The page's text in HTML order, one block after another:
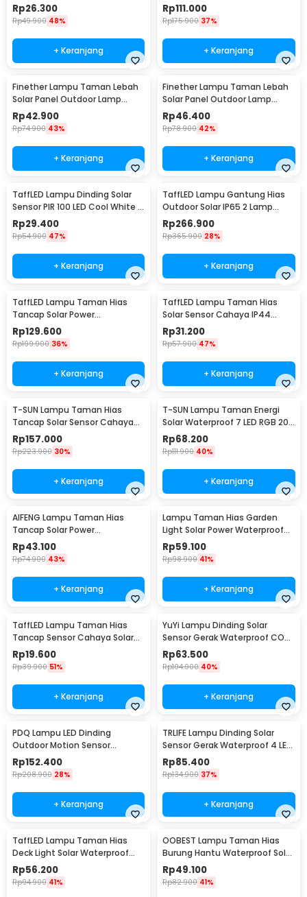
LED Cool White - L20
Rp26.300
Rp49.900 48%
+ Keranjang
White 50 LED - LE66
Rp111.000
Rp175.900 37%
+ Keranjang
Finether Lampu Taman Lebah
Solar Panel Outdoor Lamp
Waterproof IP65 30 LED - BE306
Rp42.900
Rp74.900 43%
+ Keranjang
Finether Lampu Taman Lebah
Solar Panel Outdoor Lamp
Waterproof IP65 50 LED - BE306
Rp46.400
Rp78.900 42%
+ Keranjang
TaffLED Lampu Dinding Solar
Sensor PIR 100 LED Cool White -
BK-100
Rp29.400
Rp54.900 47%
+ Keranjang
TaffLED Lampu Gantung Hias
Outdoor Solar IP65 2 Lamp
Natural White - 191006ZK
Rp266.900
Rp365.900 28%
+ Keranjang
TaffLED Lampu Taman Hias
Tancap Solar Power
Waterproof 10 LED 2835 - TS-
G2202
Rp129.600
Rp199.900 36%
+ Keranjang
TaffLED Lampu Taman Hias
Solar Sensor Cahaya IP44
Warm White 4 PCS - L20
Rp31.200
Rp57.900 47%
+ Keranjang
T-SUN Lampu Taman Hias
Tancap Solar Sensor Cahaya
IP65 Warm White 3W - TS-
G0902
Rp157.000
Rp223.900 30%
+ Keranjang
T-SUN Lampu Taman Energi
Solar Waterproof 7 LED RGB 200
Lumens 1.6W - TS-G0102
Rp68.200
Rp111.900 40%
+ Keranjang
AIFENG Lampu Taman Hias
Tancap Solar Power
Waterproof Cool White -
EM320
Rp43.100
Rp74.900 43%
+ Keranjang
Lampu Taman Hias Garden
Light Solar Power Waterproof
Cool White - EM375
Rp59.100
Rp98.900 41%
+ Keranjang
TaffLED Lampu Taman Hias
Tancap Sensor Cahaya Solar
Power Waterproof - EM300
Rp19.600
Rp39.900 51%
+ Keranjang
YuYi Lampu Dinding Solar
Sensor Gerak Waterproof COB
100LED Cool White - SMT-F100
Rp63.500
Rp104.900 40%
+ Keranjang
PDQ Lampu LED Dinding
Outdoor Motion Sensor
Waterproof Cool White 15W
Inner Light - 3120
Rp152.400
Rp208.900 28%
+ Keranjang
TRLIFE Lampu Dinding Solar
Sensor Gerak Waterproof 4 LED
Cool White 4W - K7004
Rp85.400
Rp134.900 37%
+ Keranjang
TaffLED Lampu Taman Hias
Deck Light Solar Waterproof
Warm White 8 PCS - L20
Rp56.200
Rp94.900 41%
OOBEST Lampu Taman Hias
Burung Hantu Waterproof Solar
Panel Warm White - SG15S
Rp49.100
Rp82.900 41%